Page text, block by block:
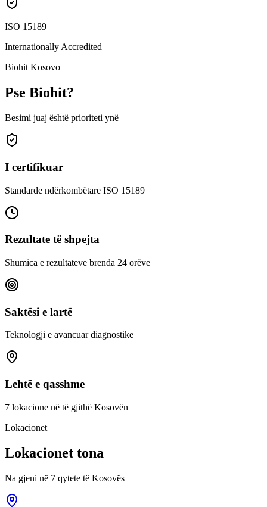
ISO 15189
Internationally Accredited
Biohit Kosovo
Pse Biohit?
Besimi juaj është prioriteti ynë
I certifikuar
Standarde ndërkombëtare ISO 15189
Rezultate të shpejta
Shumica e rezultateve brenda 24 orëve
Saktësi e lartë
Teknologji e avancuar diagnostike
Lehtë e qasshme
7 lokacione në të gjithë Kosovën
Lokacionet
Lokacionet tona
Na gjeni në 7 qytete të Kosovës